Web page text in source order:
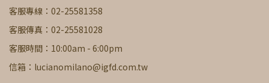
客服專線：02-25581358
客服傳真：02-25581028
客服時間：10:00am - 6:00pm
信箱：lucianomilano@igfd.com.tw